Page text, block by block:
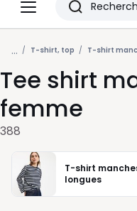
Menu
Redoute
Rechercher
Les
derniers
articles
consultés
... T-shirt, top T-shirt
Tee shirt
femme
388
T-shirt
longues